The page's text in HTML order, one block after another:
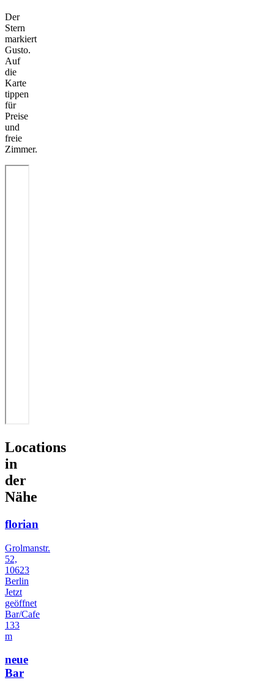
Der
Stern
markiert
Gusto.
Auf
die
Karte
tippen
für
Preise
und
freie
Zimmer.
Locations
in
der
Nähe
florian
Grolmanstr.
52,
10623
Berlin
Jetzt
geöffnet
Bar/Cafe
133
m
neue
Bar